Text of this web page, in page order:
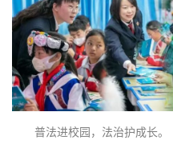
普法进校园，法治护成长。